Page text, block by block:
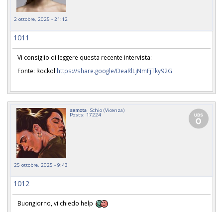
2 ottobre, 2025 - 21:12
1011
Vi consiglio di leggere questa recente intervista:
Fonte: Rockol https://share.google/DeaRlLjNmFjTky92G
semota Schio (Vicenza)
Posts: 17224
25 ottobre, 2025 - 9:43
1012
Buongiorno, vi chiedo help